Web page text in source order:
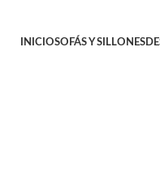
INICIOSOFÁS Y SILLONES